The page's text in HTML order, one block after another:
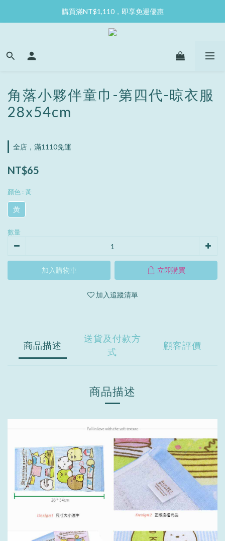
購買滿NT$1,110，即享免運優惠
角落小夥伴童巾-第四代-晾衣服
28x54cm
全店，滿1110免運
NT$65
顏色 : 黃
黃
數量
加入購物車 立即購買
加入追蹤清單
商品描述
送貨及付款方
式
顧客評價
商品描述